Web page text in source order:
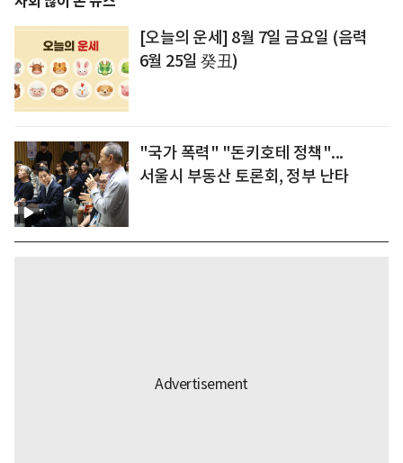
[오늘의 운세] 8월 7일 금요일 (음력
6월 25일 癸丑)
"국가 폭력" "돈키호테 정책"...
서울시 부동산 토론회, 정부 난타